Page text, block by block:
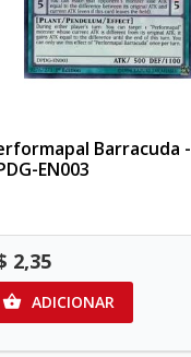
Barracuda -
EN003
2,35
 ADICIONAR